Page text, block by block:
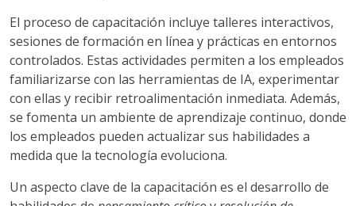
El proceso de capacitación incluye talleres interactivos,
sesiones de formación en línea y prácticas en entornos
controlados. Estas actividades permiten a los empleados
familiarizarse con las herramientas de IA, experimentar
con ellas y recibir retroalimentación inmediata. Además,
se fomenta un ambiente de aprendizaje continuo, donde
los empleados pueden actualizar sus habilidades a
medida que la tecnología evoluciona.
Un aspecto clave de la capacitación es el desarrollo de